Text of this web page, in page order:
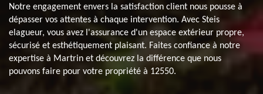
Notre engagement envers la satisfaction client nous pousse à
dépasser vos attentes à chaque intervention. Avec Steis
elagueur, vous avez l'assurance d'un espace extérieur propre,
sécurisé et esthétiquement plaisant. Faites confiance à notre
expertise à Martrin et découvrez la différence que nous
pouvons faire pour votre propriété à 12550.